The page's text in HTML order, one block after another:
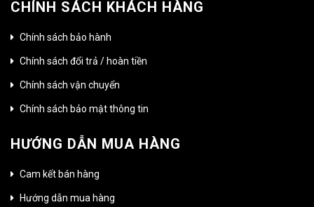
CHÍNH SÁCH KHÁCH HÀNG
Chính sách bảo hành
Chính sách đổi trả / hoàn tiền
Chính sách vận chuyển
Chính sách bảo mật thông tin
HƯỚNG DẪN MUA HÀNG
Cam kết bán hàng
Hướng dẫn mua hàng